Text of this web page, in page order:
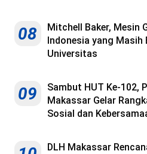
08
Mitchell Baker, Mesin
Indonesia yang Masih
Universitas
09
Sambut HUT Ke-102,
Makassar Gelar
Sosial dan
DLH Makassar